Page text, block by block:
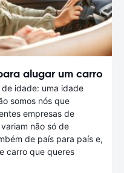
alugar um carro
idade: uma idade
somos nós que
empresas de
não só de
de país para país e,
carro que queres